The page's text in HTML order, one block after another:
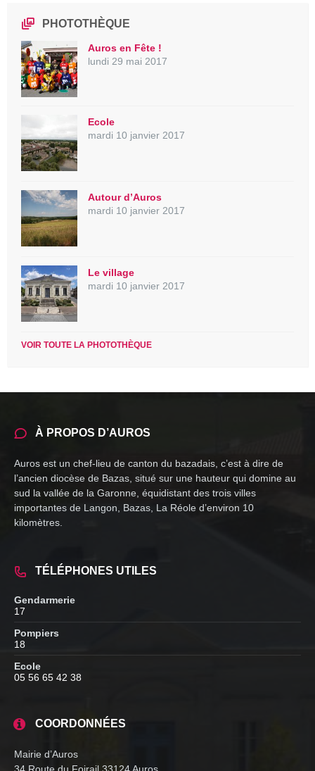
PHOTOTHÈQUE
Auros en Fête !
lundi 29 mai 2017
Ecole
mardi 10 janvier 2017
Autour d’Auros
mardi 10 janvier 2017
Le village
mardi 10 janvier 2017
VOIR TOUTE LA PHOTOTHÈQUE
À PROPOS D’AUROS
Auros est un chef-lieu de canton du bazadais, c’est à dire de
l’ancien diocèse de Bazas, situé sur une hauteur qui domine au
sud la vallée de la Garonne, équidistant des trois villes
importantes de Langon, Bazas, La Réole d’environ 10
kilomètres.
TÉLÉPHONES UTILES
Gendarmerie
17
Pompiers
18
Ecole
05 56 65 42 38
COORDONNÉES
Mairie d’Auros
34 Route du Foirail 33124 Auros